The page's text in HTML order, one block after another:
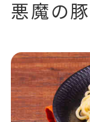
悪魔の